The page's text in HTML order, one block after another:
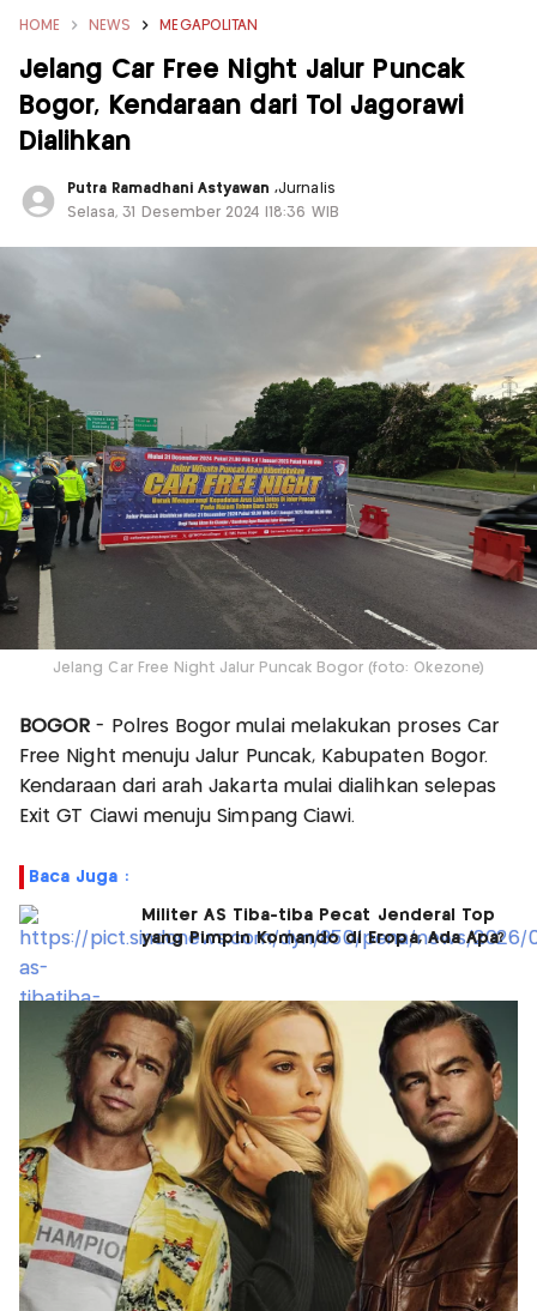
HOME NEWS MEGAPOLITAN
Jelang Car Free Night Jalur Puncak
Bogor, Kendaraan dari Tol Jagorawi
Dialihkan
Putra Ramadhani Astyawan,Jurnalis
Selasa, 31 Desember 2024 |18:36 WIB
Jelang Car Free Night Jalur Puncak Bogor (foto: Okezone)
BOGOR- Polres Bogor mulai melakukan proses Car
Free Night menuju Jalur Puncak, Kabupaten Bogor.
Kendaraan dari arah Jakarta mulai dialihkan selepas
Exit GT Ciawi menuju Simpang Ciawi.
Baca Juga :
Militer AS Tiba-tiba Pecat Jenderal Top
yang Pimpin Komando di Eropa, Ada Apa?